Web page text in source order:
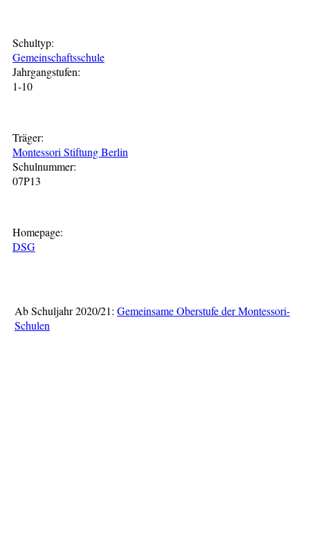
Schultyp:
Gemeinschaftsschule
Jahrgangstufen:
1-10
Träger:
Montessori Stiftung Berlin
Schulnummer:
07P13
Homepage:
DSG
Ab Schuljahr 2020/21: Gemeinsame Oberstufe der Montessori-
Schulen